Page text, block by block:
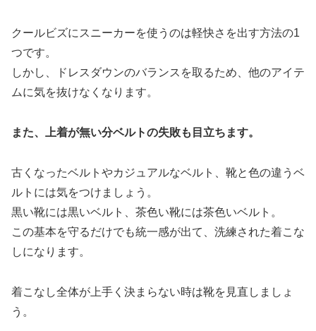
クールビズにスニーカーを使うのは軽快さを出す方法の1
つです。
しかし、ドレスダウンのバランスを取るため、他のアイテ
ムに気を抜けなくなります。
また、上着が無い分ベルトの失敗も目立ちます。
古くなったベルトやカジュアルなベルト、靴と色の違うベ
ルトには気をつけましょう。
黒い靴には黒いベルト、茶色い靴には茶色いベルト。
この基本を守るだけでも統一感が出て、洗練された着こな
しになります。
着こなし全体が上手く決まらない時は靴を見直しましょ
う。